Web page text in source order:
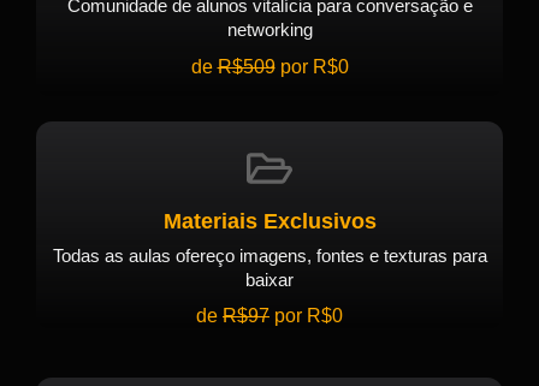
Comunidade de alunos vitalícia para conversação e
networking
deR$509por R$0
Materiais Exclusivos
Todas as aulas ofereço imagens, fontes e texturas para
baixar
de R$97 por R$0